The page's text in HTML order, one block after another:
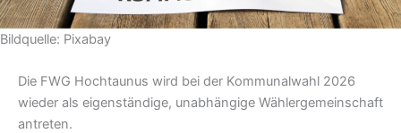
Bildquelle: Pixabay
Die FWG Hochtaunus wird bei der Kommunalwahl 2026
wieder als eigenständige, unabhängige Wählergemeinschaft
antreten.